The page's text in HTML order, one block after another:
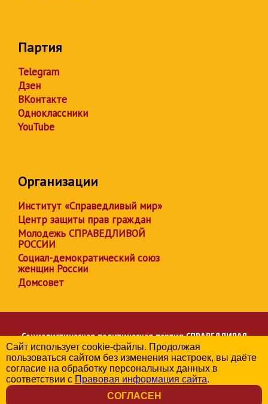
Партия
Telegram
Дзен
ВКонтакте
Одноклассники
YouTube
Организации
Институт «Справедливый мир»
Центр защиты прав граждан
Молодежь СПРАВЕДЛИВОЙ
РОССИИ
Социал-демократический союз
женщин России
Домсовет
Социалистическая политическая партияСПРАВЕДЛИВАЯ
РОССИЯ
Региональное отделение партии в Санкт-Петербурге
© 2006-2026
Политика в отношении обработки персональных данных
Сайт использует cookie-файлы. Продолжая
пользоваться сайтом без изменения настроек, вы даёте
согласие на обработку персональных данных в
соответствии с Правовая информация сайта.
СОГЛАСЕН